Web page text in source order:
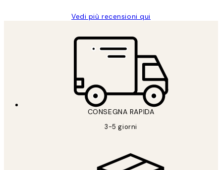
Vedi più recensioni qui
CONSEGNA RAPIDA
3-5 giorni